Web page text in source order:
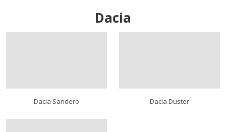
Dacia
Dacia Sandero Dacia Duster